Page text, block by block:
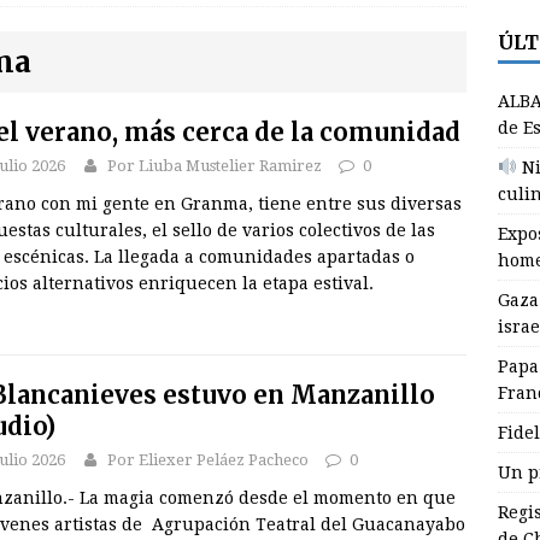
León XIV asistió al Encuentro de Jóvenes Franciscanos 2026
proyecto que transforma juventudes GRANMA
verano, más cerca de la comunidad
2026 Por Liuba Mustelier Ramirez 0
con mi gente en Granma, tiene entre sus diversas
culturales, el sello de varios colectivos de las
La llegada a comunidades apartadas o
alternativos enriquecen la etapa estival.
estuvo en Manzanillo
2026 Por Eliexer Peláez Pacheco 0
La magia comenzó desde el momento en que
artistas de Agrupación Teatral del Guacanayabo
de
Un